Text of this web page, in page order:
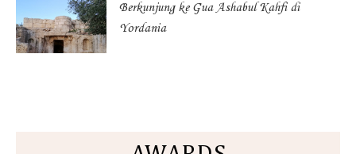
Berkunjung ke Gua Ashabul Kahfi di
Yordania